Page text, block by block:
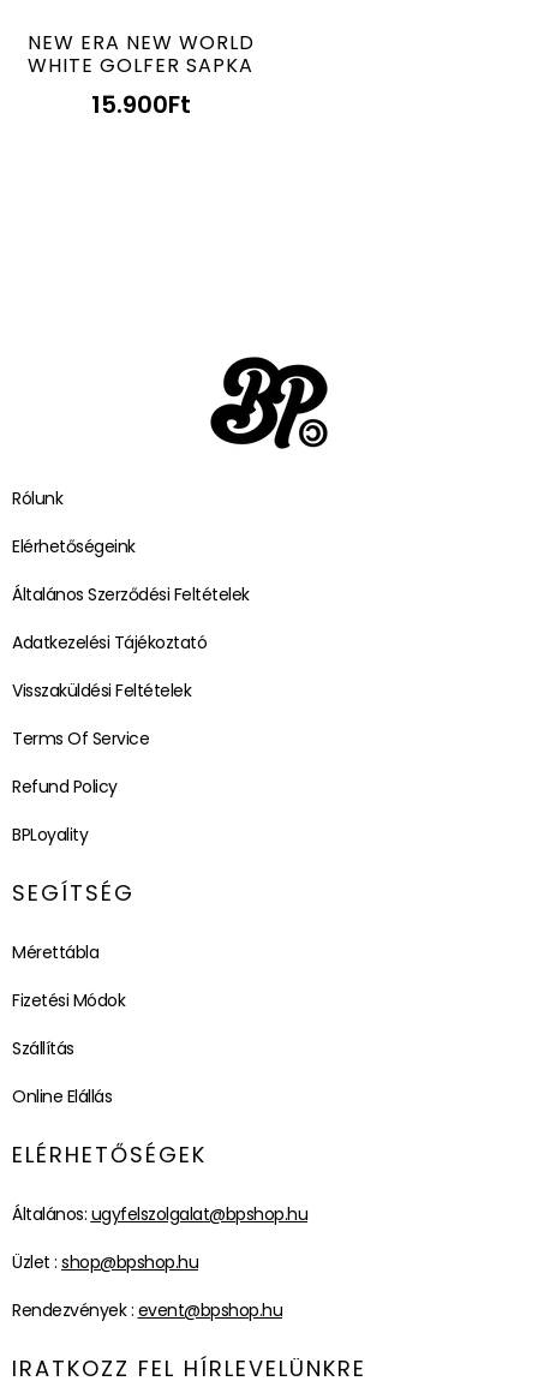
NEW ERA NEW WORLD
WHITE GOLFER SAPKA
15.900Ft
Rólunk
Elérhetőségeink
Általános Szerződési Feltételek
Adatkezelési Tájékoztató
Visszaküldési Feltételek
Terms Of Service
Refund Policy
BPLoyality
SEGÍTSÉG
Mérettábla
Fizetési Módok
Szállítás
Online Elállás
ELÉRHETŐSÉGEK
Általános: ugyfelszolgalat@bpshop.hu
Üzlet : shop@bpshop.hu
Rendezvények : event@bpshop.hu
IRATKOZZ FEL HÍRLEVELÜNKRE